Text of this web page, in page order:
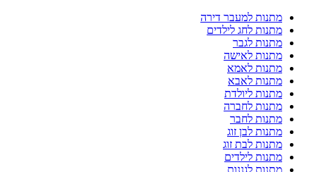
מתנות למעבר דירה
מתנות לחג לילדים
מתנות לגבר
מתנות לאישה
מתנות לאמא
מתנות לאבא
מתנות ליולדת
מתנות לחברה
מתנות לחבר
מתנות לבן זוג
מתנות לבת זוג
מתנות לילדים
מתנות לגננות